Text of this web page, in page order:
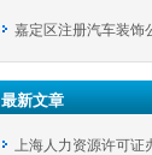
嘉定区注册汽车装饰
最新文章
上海人力资源许可证